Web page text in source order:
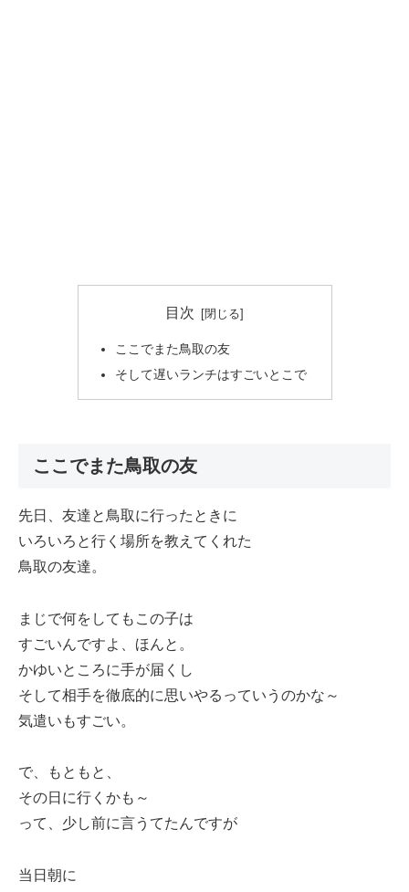
目次
ここでまた鳥取の友
そして遅いランチはすごいとこで
ここでまた鳥取の友
先日、友達と鳥取に行ったときに
いろいろと行く場所を教えてくれた
鳥取の友達。
まじで何をしてもこの子は
すごいんですよ、ほんと。
かゆいところに手が届くし
そして相手を徹底的に思いやるっていうのかな～
気遣いもすごい。
で、もともと、
その日に行くかも～
って、少し前に言うてたんですが
当日朝に